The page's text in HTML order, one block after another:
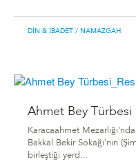
DIN & İBADET / NAMAZGAH
Ahmet Bey Türbesi
Karacaahmet
Bakkal Bekir Sokağı'nın
birleştiği yerd...